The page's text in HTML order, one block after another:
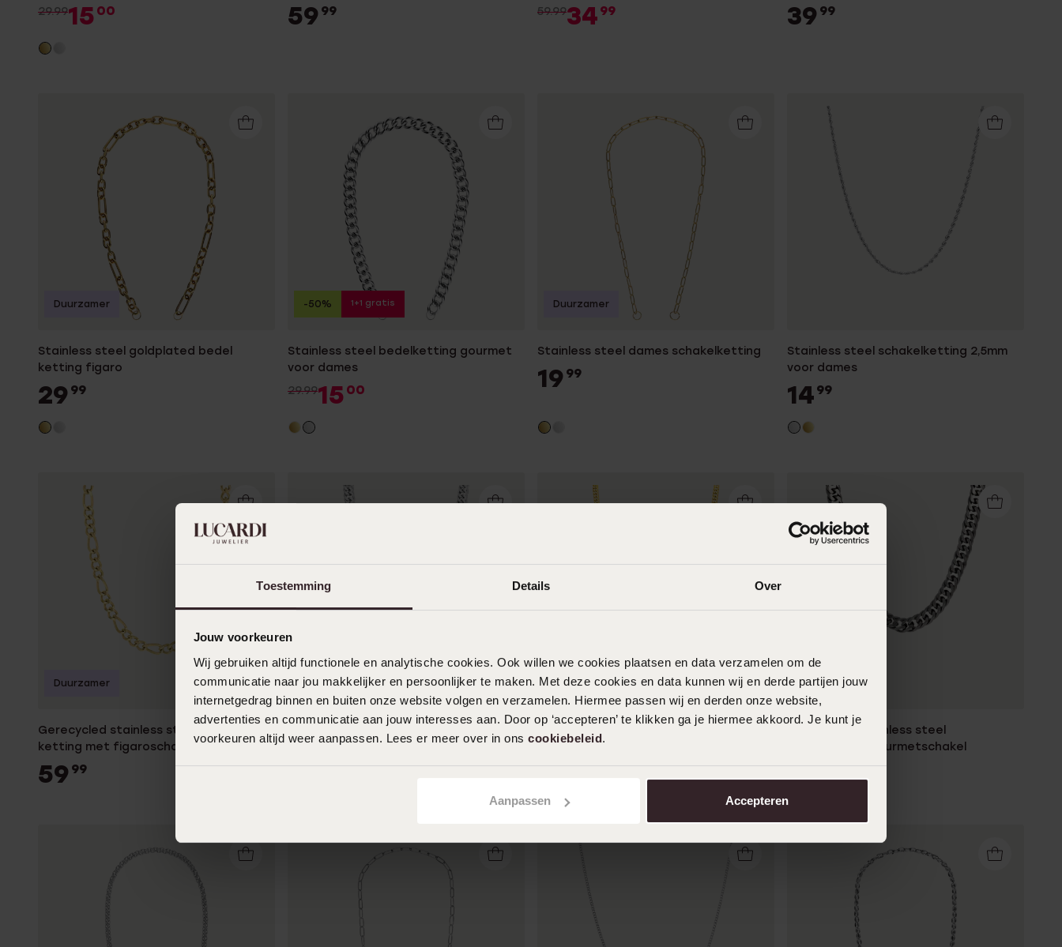
Toestemming Details Over
Jouw voorkeuren
Wij gebruiken altijd functionele en analytische cookies. Ook willen we cookies plaatsen en data verzamelen om de
communicatie naar jou makkelijker en persoonlijker te maken. Met deze cookies en data kunnen wij en derde partijen jouw
internetgedrag binnen en buiten onze website volgen en verzamelen. Hiermee passen wij en derden onze website,
advertenties en communicatie aan jouw interesses aan. Door op ‘accepteren’ te klikken ga je hiermee akkoord. Je kunt je
voorkeuren altijd weer aanpassen. Lees er meer over in ons cookiebeleid.
Aanpassen Accepteren
29.9915 00 59 99
59.9934 99 39 99
Stainless steel goldplated bedel
ketting figaro
29 99
Duurzamer
Stainless steel bedelketting gourmet
voor dames
29.9915 00
-50% 1+1 gratis
Stainless steel dames schakelketting
19 99
Duurzamer
Stainless steel schakelketting 2,5mm
voor dames
14 99
Gerecycled stainless steel goldplated
ketting met figaroschakel voor heren
59 99
Duurzamer
Stainless steel schakelketting gourmet
voor kinderen
5999
Bestseller
Stainless steel goldplated
schakelketting gourmet
3999
Duurzamer
Gerecycled stainless steel
herenketting gourmetschakel
6999
Duurzamer